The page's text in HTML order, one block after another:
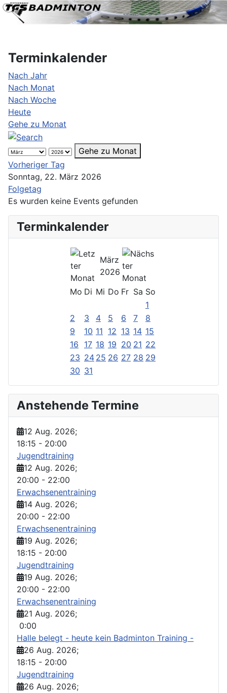
Terminkalender
Nach Jahr
Nach Monat
Nach Woche
Heute
Gehe zu Monat
Gehe zu Monat
Vorheriger Tag
Sonntag, 22. März 2026
Folgetag
Es wurden keine Events gefunden
Terminkalender
März
2026
Mo Di Mi Do Fr Sa So
1
2
3 4 5 6 7
8
9
10 11 12 13 14 15
16
17 18 19 20 21 22
23 24 25 26 27 28 29
30 31
Anstehende Termine
12 Aug. 2026;
18:15 - 20:00
Jugendtraining
12 Aug. 2026;
20:00 - 22:00
Erwachsenentraining
14 Aug. 2026;
20:00 - 22:00
Erwachsenentraining
19 Aug. 2026;
18:15 - 20:00
Jugendtraining
19 Aug. 2026;
20:00 - 22:00
Erwachsenentraining
21 Aug. 2026;
0:00
Halle belegt - heute kein Badminton Training -
26 Aug. 2026;
18:15 - 20:00
Jugendtraining
26 Aug. 2026;